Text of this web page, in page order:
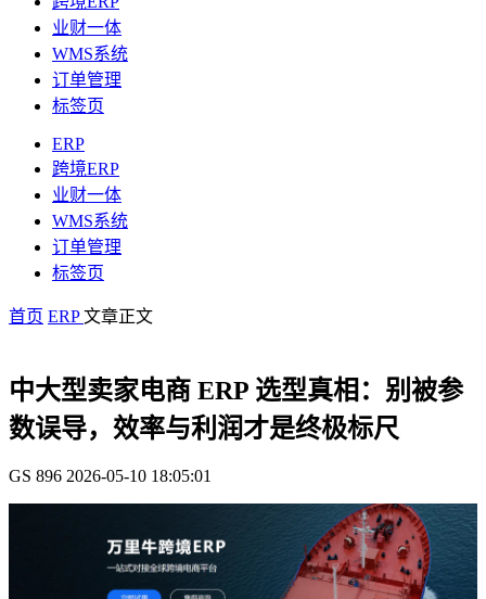
业财一体
WMS系统
订单管理
标签页
ERP
跨境ERP
业财一体
WMS系统
订单管理
标签页
首页 ERP文章正文
中大型卖家电商 ERP 选型真相：别被参
数误导，效率与利润才是终极标尺
GS 896 2026-05-10 18:05:01